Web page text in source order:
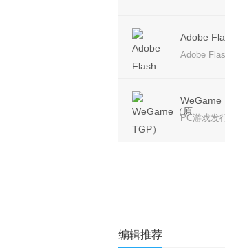
编辑推荐